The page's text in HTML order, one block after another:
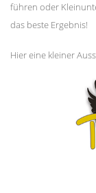
führen oder
das beste Ergebnis!
Hier eine kleiner